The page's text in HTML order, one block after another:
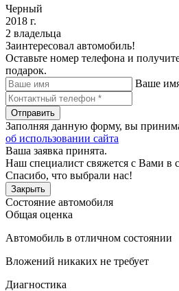
Черный
2018 г.
2 владельца
Заинтересовал автомобиль!
Оставьте номер телефона и
подарок.
Ваше
Отправить
Заполняя данную форму, вы
об использовании сайта
Ваша заявка принята.
Наш специалист свяжется с Вами в
Спасибо, что выбрали нас!
Закрыть
Состояние автомобиля
Общая оценка
Автомобиль в отличном состоянии
Вложений никаких не требует
Диагностика